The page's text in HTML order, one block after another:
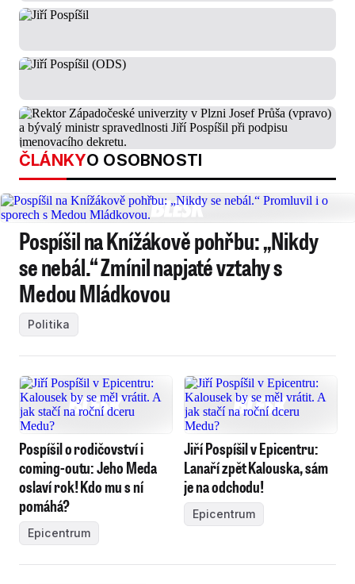
ČLÁNKYO OSOBNOSTI
Pospíšil na Knížákově pohřbu: „Nikdy
se nebál.“ Zmínil napjaté vztahy s
Medou Mládkovou
Politika
Pospíšil o rodičovství i
coming-outu: Jeho Meda
oslaví rok! Kdo mu s ní
pomáhá?
Epicentrum
Jiří Pospíšil v Epicentru:
Lanaří zpět Kalouska, sám
je na odchodu!
Epicentrum